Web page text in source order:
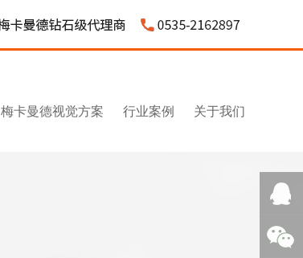
梅卡曼德视觉方案 行业案例 关于我们
QQ客